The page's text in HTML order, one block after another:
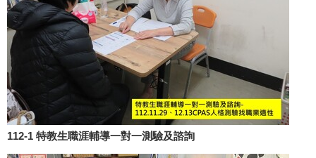
112-1 特教生職涯輔導一對一測驗及諮詢